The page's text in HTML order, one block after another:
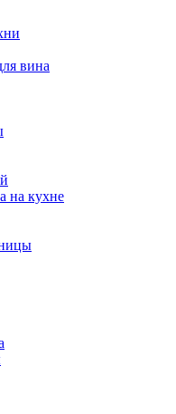
вина
на кухне